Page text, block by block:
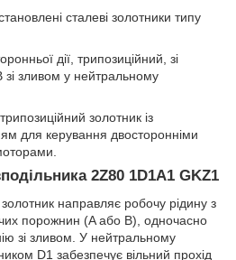
сталеві золотники типу
дії, трипозиційний, зі
зі зливом у нейтральному
золотник із
для керування двосторонніми
2Z80 1D1A1 GKZ1
направляє робочу рідину з
порожнин (A або B), одночасно
зі зливом. У нейтральному
D1 забезпечує вільний прохід